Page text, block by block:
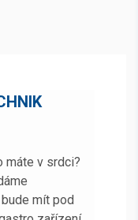
máte v srdci?
mít pod